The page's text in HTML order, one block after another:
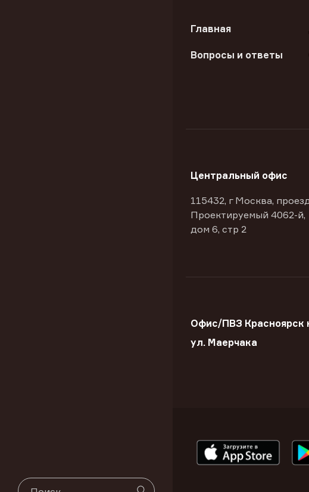
Главная
Вопросы и ответы
Центральный офис
115432, г Москва,
Проектируемый 4062-й,
дом 6, стр 2
Офис/ПВЗ Красноярск
ул. Маерчака